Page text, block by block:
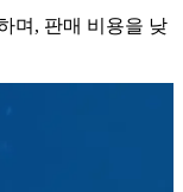
며, 판매 비용을 낮